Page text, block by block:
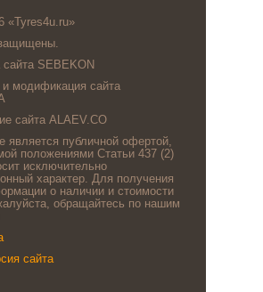
«Tyres4u.ru»
сайта SEBEKON
и модификация сайта
сайта ALAEV.CO
является публичной офертой,
положениями Статьи 437 (2)
исключительно
характер. Для получения
о наличии и стоимости
обращайтесь по нашим
сайта